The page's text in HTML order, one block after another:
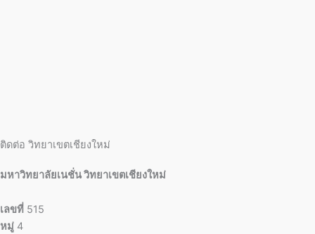
ติดต่อ วิทยาเขตเชียงใหม่
มหาวิทยาลัยเนชั่น วิทยาเขตเชียงใหม่
เลขที่ 515
หมู่ 4